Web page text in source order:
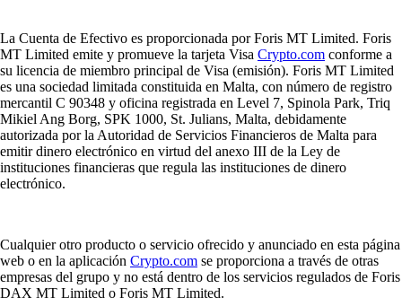
La Cuenta de Efectivo es proporcionada por Foris MT Limited. Foris
MT Limited emite y promueve la tarjeta Visa Crypto.com conforme a
su licencia de miembro principal de Visa (emisión). Foris MT Limited
es una sociedad limitada constituida en Malta, con número de registro
mercantil C 90348 y oficina registrada en Level 7, Spinola Park, Triq
Mikiel Ang Borg, SPK 1000, St. Julians, Malta, debidamente
autorizada por la Autoridad de Servicios Financieros de Malta para
emitir dinero electrónico en virtud del anexo III de la Ley de
instituciones financieras que regula las instituciones de dinero
electrónico.
Cualquier otro producto o servicio ofrecido y anunciado en esta página
web o en la aplicación Crypto.com se proporciona a través de otras
empresas del grupo y no está dentro de los servicios regulados de Foris
DAX MT Limited o Foris MT Limited.